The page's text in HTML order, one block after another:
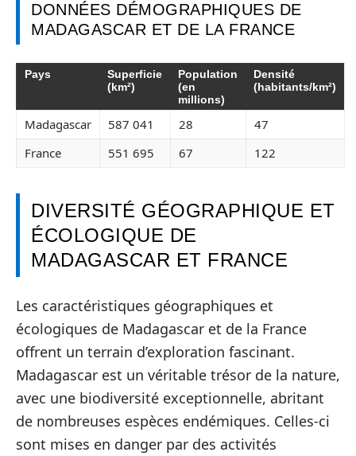
DONNÉES DÉMOGRAPHIQUES DE
MADAGASCAR ET DE LA FRANCE
Pays
Superficie
(km²)
Population
(en
millions)
Densité
(habitants/km²)
Madagascar 587 041 28
47
France
551 695 67 122
DIVERSITÉ GÉOGRAPHIQUE ET
ÉCOLOGIQUE DE
MADAGASCAR ET FRANCE
Les caractéristiques géographiques et
écologiques de Madagascar et de la France
offrent un terrain d’exploration fascinant.
Madagascar est un véritable trésor de la nature,
avec une biodiversité exceptionnelle, abritant
de nombreuses espèces endémiques. Celles-ci
sont mises en danger par des activités